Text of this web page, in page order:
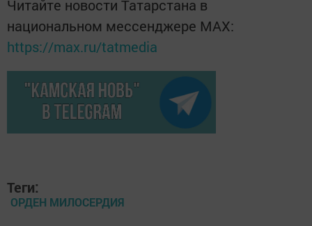
Читайте новости Татарстана в
национальном мессенджере MАХ:
https://max.ru/tatmedia
Теги:
ОРДЕН МИЛОСЕРДИЯ